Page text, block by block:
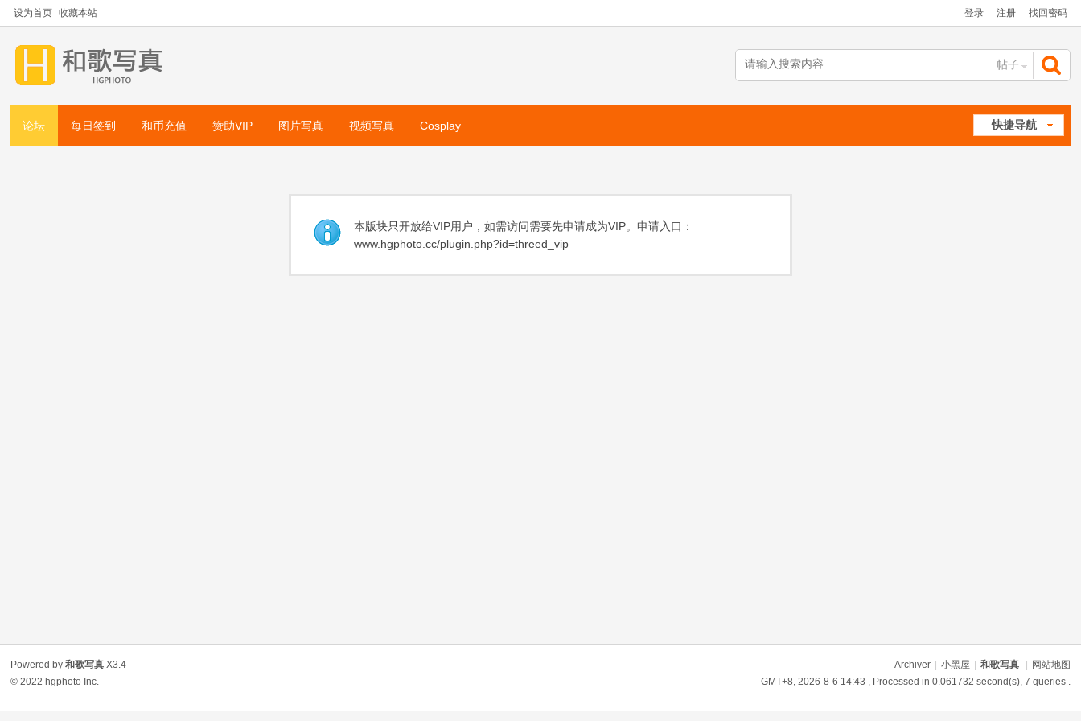
设为首页 收藏本站 登录 注册 找回密码
帖子
快捷导航
论坛 每日签到 和币充值 赞助VIP 图片写真 视频写真 Cosplay
本版块只开放给VIP用户，如需访问需要先申请成为VIP。申请入口：
www.hgphoto.cc/plugin.php?id=threed_vip
Archiver 小黑屋 和歌写真
网站地图
GMT+8, 2026-8-6 14:43 , Processed in 0.061732 second(s), 7 queries .
Powered by和歌写真 X3.4
© 2022 hgphoto Inc.